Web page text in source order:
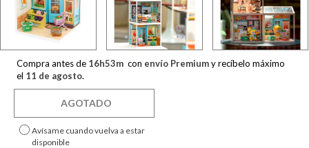
Compra antes de 16h53m con envío Premiumy recíbelo máximo
el 11 de agosto.
Avísame cuando vuelva a estar
disponible
AGOTADO